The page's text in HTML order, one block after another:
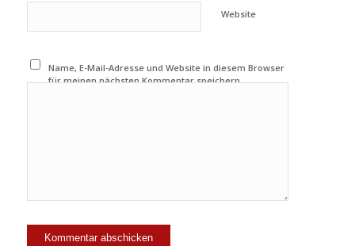
Website
Name, E-Mail-Adresse und Website in diesem Browser
für meinen nächsten Kommentar speichern.